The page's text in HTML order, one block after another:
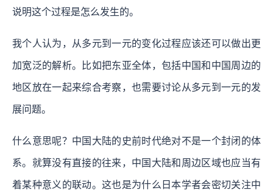
说明这个过程是怎么发生的。
我个人认为，从多元到一元的变化过程应该还可以做出更
加宽泛的解析。比如把东亚全体，包括中国和中国周边的
地区放在一起来综合考察，也需要讨论从多元到一元的发
展问题。
什么意思呢？中国大陆的史前时代绝对不是一个封闭的体
系。就算没有直接的往来，中国大陆和周边区域也应当有
着某种意义的联动。这也是为什么日本学者会密切关注中